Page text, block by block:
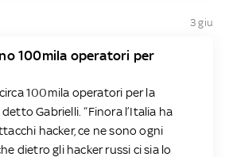
3 giu
100mila operatori per
100mila operatori per la
Gabrielli. “Finora l’Italia ha
hacker, ce ne sono ogni
dietro gli hacker russi ci sia lo